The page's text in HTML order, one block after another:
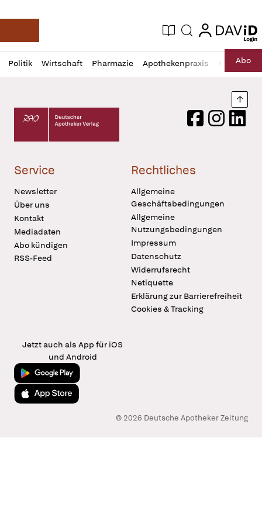
Deutsche Apotheker Zeitung
Aktuelle Ausgabe
Suche login
login
Politik Wirtschaft Pharmazie Apothekenpraxis RechtAbo
Profil
öffnen
Daz
Pur
Deutscher Apotheker Verlag Logo
FacebookInstagram
Service
Newsletter
Über uns
Kontakt
Mediadaten
Abo kündigen
RSS-Feed
Rechtliches
Allgemeine
Geschäftsbedingungen
Allgemeine
Nutzungsbedingungen
Impressum
Datenschutz
Widerrufsrecht
Netiquette
Erklärung zur Barrierefreiheit
Cookies & Tracking
Jetzt auch als App für iOS
und Android
Jetzt bei Google Play
Laden im App Store
© 2026 Deutsche Apotheker Zeitung